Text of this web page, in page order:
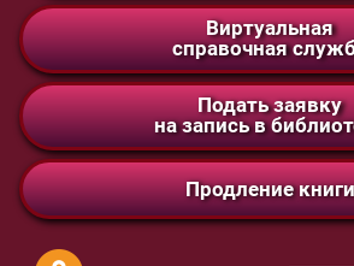
Виртуальная
справочная
Подать заявку
на запись в
Продление книги